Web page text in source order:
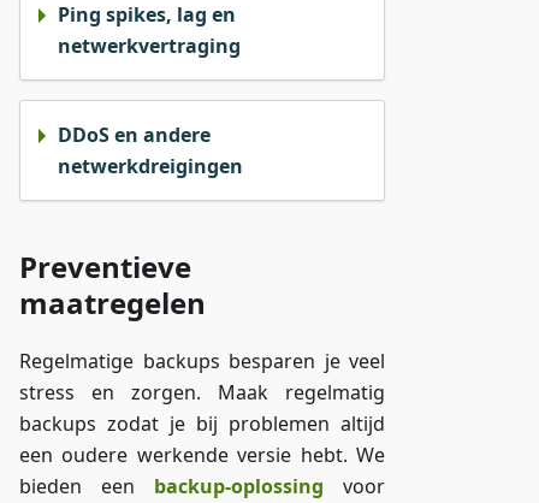
Ping spikes, lag en
netwerkvertraging
DDoS en andere
netwerkdreigingen
Preventieve
maatregelen
Regelmatige backups besparen je veel
stress en zorgen. Maak regelmatig
backups zodat je bij problemen altijd
een oudere werkende versie hebt. We
bieden een backup-oplossing voor